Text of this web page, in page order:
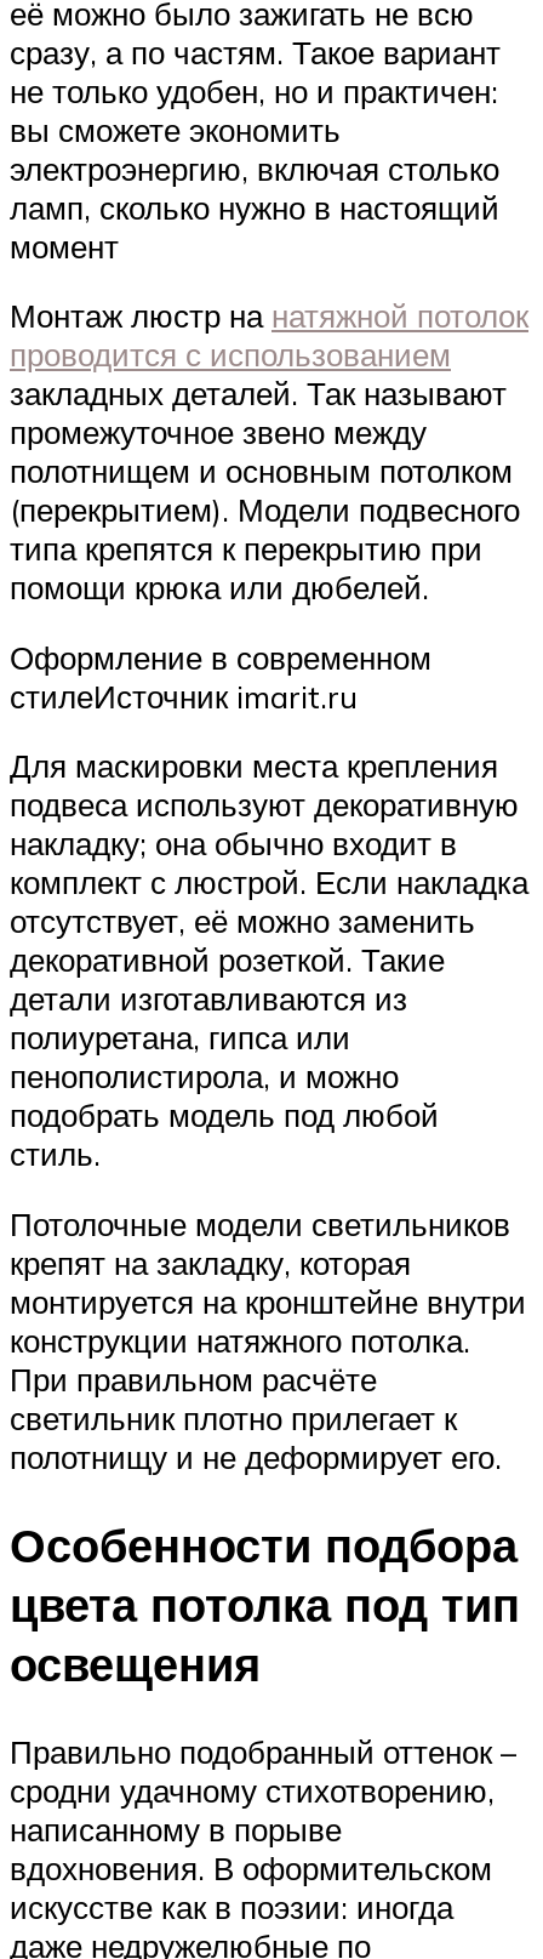
её можно было зажигать не всю
сразу, а по частям. Такое вариант
не только удобен, но и практичен:
вы сможете экономить
электроэнергию, включая столько
ламп, сколько нужно в настоящий
момент
Монтаж люстр на натяжной потолок
проводится с использованием
закладных деталей. Так называют
промежуточное звено между
полотнищем и основным потолком
(перекрытием). Модели подвесного
типа крепятся к перекрытию при
помощи крюка или дюбелей.
Оформление в современном
стилеИсточник imarit.ru
Для маскировки места крепления
подвеса используют декоративную
накладку; она обычно входит в
комплект с люстрой. Если накладка
отсутствует, её можно заменить
декоративной розеткой. Такие
детали изготавливаются из
полиуретана, гипса или
пенополистирола, и можно
подобрать модель под любой
стиль.
Потолочные модели светильников
крепят на закладку, которая
монтируется на кронштейне внутри
конструкции натяжного потолка.
При правильном расчёте
светильник плотно прилегает к
полотнищу и не деформирует его.
Особенности подбора
цвета потолка под тип
освещения
Правильно подобранный оттенок –
сродни удачному стихотворению,
написанному в порыве
вдохновения. В оформительском
искусстве как в поэзии: иногда
даже недружелюбные по